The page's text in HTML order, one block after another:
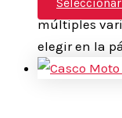
múltiples
elegir en la